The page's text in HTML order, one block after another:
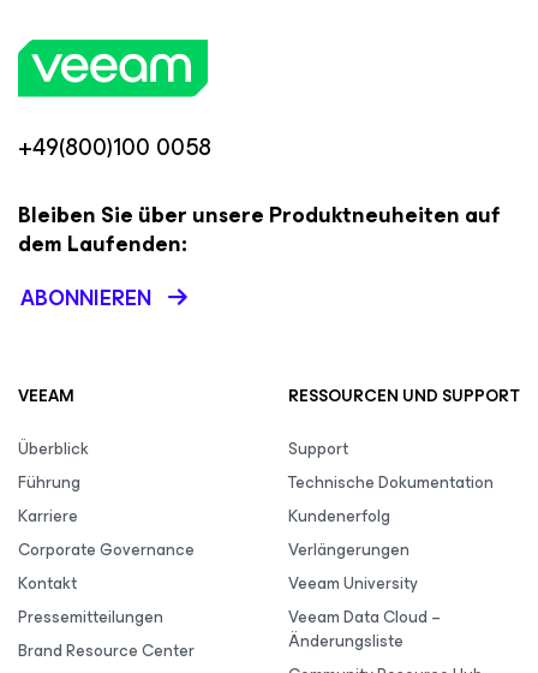
+49(800)100 0058
Bleiben Sie über unsere Produktneuheiten auf
dem Laufenden:
ABONNIEREN
VEEAM
Überblick
Führung
Karriere
Corporate Governance
Kontakt
Pressemitteilungen
Brand Resource Center
RESSOURCEN UND SUPPORT
Support
Technische Dokumentation
Kundenerfolg
Verlängerungen
Veeam University
Veeam Data Cloud –
Änderungsliste